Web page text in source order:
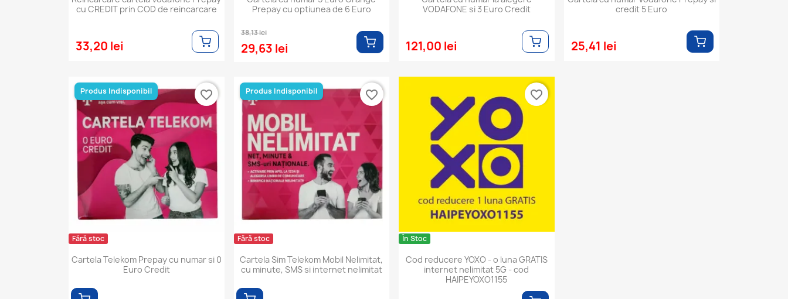
cu CREDIT prin COD de reincarcare
33,20 lei
Prepay cu optiunea de 6 Euro
38,13 lei
29,63 lei
VODAFONE si 3 Euro Credit
121,00 lei
credit 5 Euro
25,41 lei
Fără stoc
Cartela Telekom Prepay cu numar si 0
Euro Credit
Produs Indisponibil favorite_border
Fără stoc
Cartela Sim Telekom Mobil Nelimitat,
cu minute, SMS si internet nelimitat
Produs Indisponibil favorite_border
În Stoc
Cod reducere YOXO - o luna GRATIS
internet nelimitat 5G - cod
HAIPEYOXO1155
favorite_border